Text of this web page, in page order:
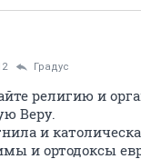
Градус
религию и
Веру.
и
и ортодоксы